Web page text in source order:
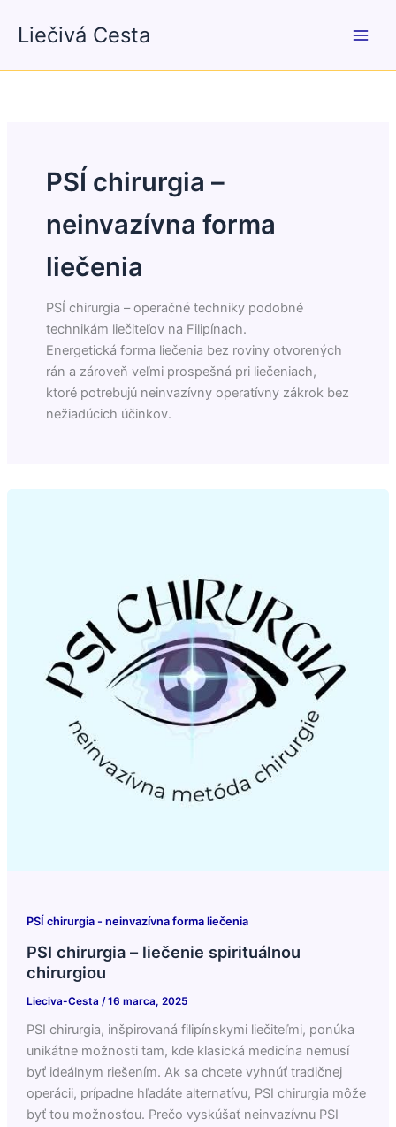
Liečivá Cesta
PSÍ chirurgia –
neinvazívna forma
liečenia
PSÍ chirurgia – operačné techniky podobné
technikám liečiteľov na Filipínach.
Energetická forma liečenia bez roviny otvorených
rán a zároveň veľmi prospešná pri liečeniach,
ktoré potrebujú neinvazívny operatívny zákrok bez
nežiadúcich účinkov.
PSÍ chirurgia - neinvazívna forma liečenia
PSI chirurgia – liečenie spirituálnou
chirurgiou
Lieciva-Cesta /16 marca, 2025
PSI chirurgia, inšpirovaná filipínskymi liečiteľmi, ponúka
unikátne možnosti tam, kde klasická medicína nemusí
byť ideálnym riešením. Ak sa chcete vyhnúť tradičnej
operácii, prípadne hľadáte alternatívu, PSI chirurgia môže
byť tou možnosťou. Prečo vyskúšať neinvazívnu PSI